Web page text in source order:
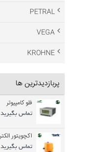
PETRAL
VEGA
KROHNE
پربازدیدترین ها
فلو کامپیوتر
تماس بگیرید
تماس بگیرید